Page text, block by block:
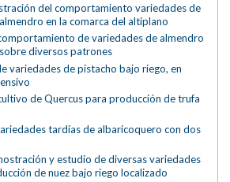
del comportamiento variedades de
en la comarca del altiplano
de variedades de almendro
diversos patrones
variedades de pistacho bajo riego, en
de Quercus para producción de trufa
tardías de albaricoquero con dos
y estudio de diversas variedades
de nuez bajo riego localizado